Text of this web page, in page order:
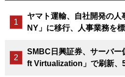
ヤマト運輸、自社開発の人
NY」に移行、人事業務を
SMBC日興証券、サーバ
ft Virtualization」で刷新、